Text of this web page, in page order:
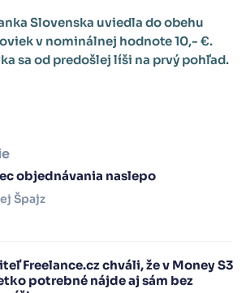
Slovenska uviedla do obehu
v nominálnej hodnote 10,- €.
sa od predošlej líši na prvý pohľad.
objednávania naslepo
Špajz
Freelance.cz chváli, že v Money S3
potrebné nájde aj sám bez